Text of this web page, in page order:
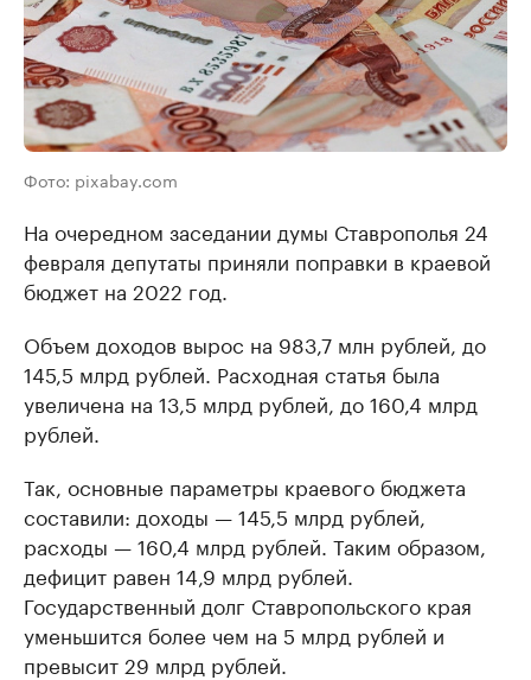
Фото: pixabay.com
На очередном заседании думы Ставрополья 24
февраля депутаты приняли поправки в краевой
бюджет на 2022 год.
Объем доходов вырос на 983,7 млн рублей, до
145,5 млрд рублей. Расходная статья была
увеличена на 13,5 млрд рублей, до 160,4 млрд
рублей.
Так, основные параметры краевого бюджета
составили: доходы — 145,5 млрд рублей,
расходы — 160,4 млрд рублей. Таким образом,
дефицит равен 14,9 млрд рублей.
Государственный долг Ставропольского края
уменьшится более чем на 5 млрд рублей и
превысит 29 млрд рублей.